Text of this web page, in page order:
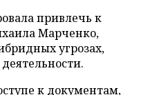
привлечь к
Марченко,
угрозах,
к документам,